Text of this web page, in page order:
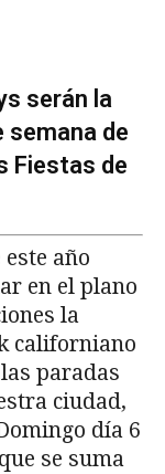
serán la
semana de
Fiestas de
año
en el plano
la
californiano
paradas
ciudad,
día 6
se suma